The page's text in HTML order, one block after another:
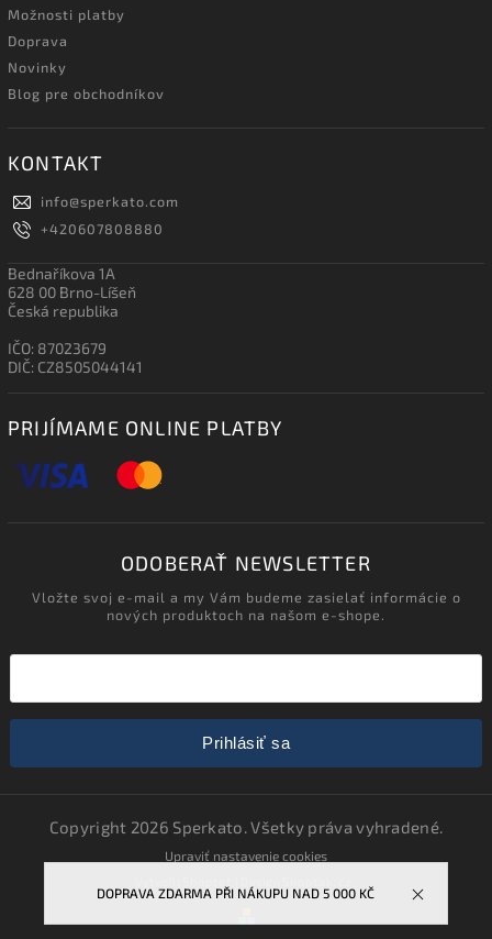
DOPRAVA ZDARMA PŘI NÁKUPU NAD 5 000 KČ
Možnosti platby
Doprava
Novinky
Blog pre obchodníkov
KONTAKT
info@sperkato.com
+420607808880
Bednaříkova 1A
628 00 Brno-Líšeň
Česká republika
IČO: 87023679
DIČ: CZ8505044141
PRIJÍMAME ONLINE PLATBY
ODOBERAŤ NEWSLETTER
Vložte svoj e-mail a my Vám budeme zasielať informácie o
nových produktoch na našom e-shope.
Prihlásiť sa
Copyright 2026 Sperkato. Všetky práva vyhradené.
Upraviť nastavenie cookies